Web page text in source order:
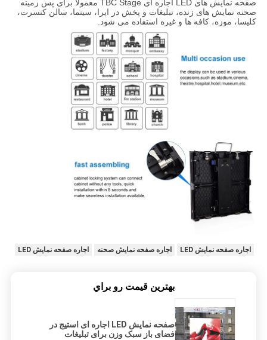
صفحه نمایش های LED اجاره ای TBC Stage معمولا برای پس زمینه
صحنه نمایش های زنده، تبلیغات و پخش در اپرا، سینما، سالن کنسرت،
کلیسا، موزه، کافه ها و غیره استفاده می شود.
اجاره صفحه نمایش LED اجاره صفحه نمایش صحنه اجاره صفحه نمایش LED
بهترين قيمت رو براي
صفحه نمایش LED اجاره ای استیج در
فضای باز سبک وزن برای تبلیغات